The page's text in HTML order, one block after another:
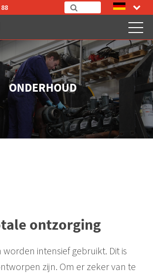
ONDERHOUD
ontzorging
intensief gebruikt. Dit is
zijn. Om er zeker van te